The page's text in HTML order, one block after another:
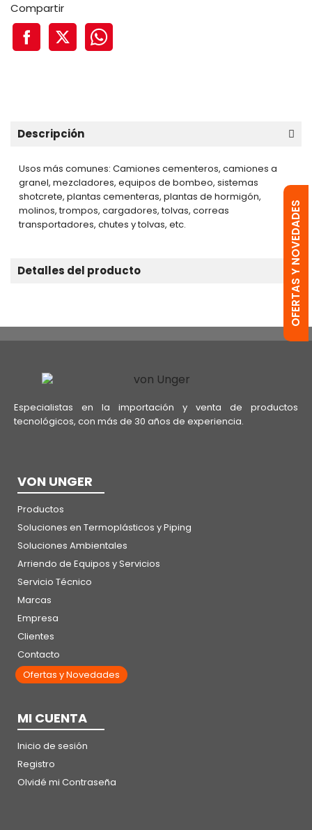
Compartir
Descripción
Usos más comunes: Camiones cementeros, camiones a
granel, mezcladores, equipos de bombeo, sistemas
shotcrete, plantas cementeras, plantas de hormigón,
molinos, trompos, cargadores, tolvas, correas
transportadores, chutes y tolvas, etc.
Detalles del producto
Especialistas en la importación y venta de productos
tecnológicos, con más de 30 años de experiencia.
OFERTAS Y NOVEDADES
VON UNGER
Productos
Soluciones en Termoplásticos y Piping
Soluciones Ambientales
Arriendo de Equipos y Servicios
Servicio Técnico
Marcas
Empresa
Clientes
Contacto
Ofertas y Novedades
MI CUENTA
Inicio de sesión
Registro
Olvidé mi Contraseña